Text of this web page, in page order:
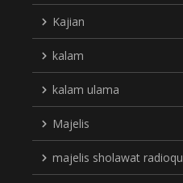
Kajian
kalam
kalam ulama
Majelis
majelis sholawat radioqu